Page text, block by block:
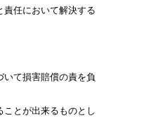
任において解決する
て損害賠償の責を負
とが出来るものとし